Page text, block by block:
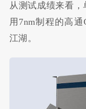
从测试成绩来看
用7nm制程的高
江湖。